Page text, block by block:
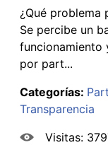
¿Qué problema
Se percibe un
funcionamiento
por part...
Categorías:
Transparencia
Visitas: